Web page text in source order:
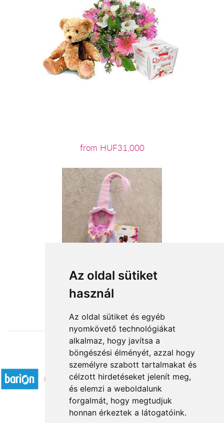
Az oldal sütiket
használ
Az oldal sütiket és egyéb
nyomkövető technológiákat
alkalmaz, hogy javítsa a
böngészési élményét, azzal hogy
személyre szabott tartalmakat és
célzott hirdetéseket jelenít meg,
és elemzi a weboldalunk
forgalmát, hogy megtudjuk
honnan érkeztek a látogatóink.
from HUF31,000
from HUF18,480
Accepted payment methods